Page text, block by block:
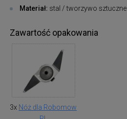
Materiał: stal / tworzywo sztuczne
Zawartość opakowania
3x Nóż dla Robomow